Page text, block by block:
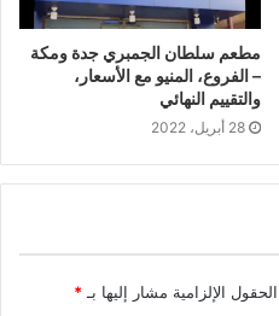
مطعم سلطان الجمبري جدة ومكة
– الفروع، المنيو مع الأسعار،
والتقييم النهائي
28 أبريل، 2022
الحقول الإلزامية مشار إليها بـ *